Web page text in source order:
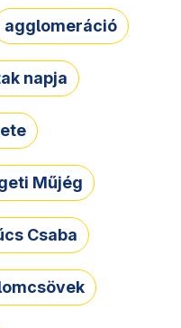
agglomeráció
napja
Műjég
Csaba